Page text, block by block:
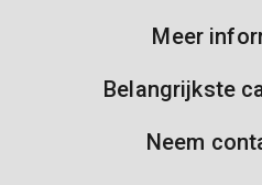
Meer
Belangrijkste
Neem